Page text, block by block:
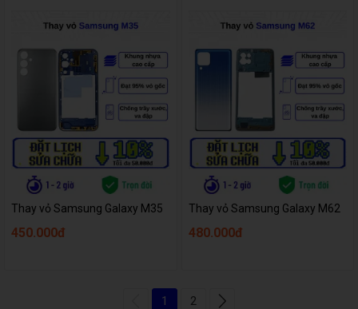
Thay vỏ Samsung Galaxy M35
450.000đ
Thay vỏ Samsung Galaxy M62
480.000đ
1 2